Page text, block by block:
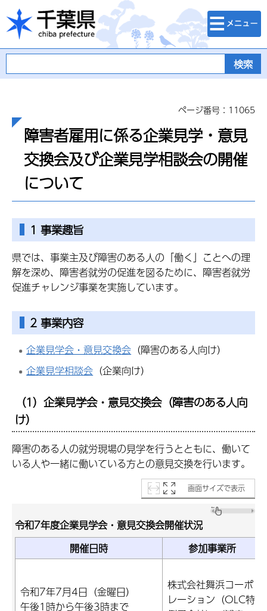
千葉県
検索・メニュ
ー
ページ番号：11065
障害者雇用に係る企業見学・意見
交換会及び企業見学相談会の開催
について
1 事業趣旨
県では、事業主及び障害のある人の「働く」ことへの理
解を深め、障害者就労の促進を図るために、障害者就労
促進チャレンジ事業を実施しています。
2 事業内容
企業見学会・意見交換会 （障害のある人向け）
企業見学相談会 （企業向け）
（1） 企業見学会・意見交換会（障害のある人向
け）
障害のある人の就労現場の見学を行うとともに、働いて
いる人や一緒に働いている方との意見交換を行います。
画面サイズで表示
開催日時 参加事業所
令和7年7月4日（金曜日）
午後1時から午後3時まで
株式会社舞浜コーポ
レーション（OLC特
令和7年度企業見学会・意見交換会開催状況